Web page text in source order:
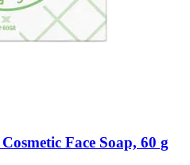
Face Soap, 60 g